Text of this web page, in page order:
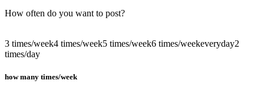
How often do you want to post?
3 times/week4 times/week5 times/week6 times/weekeveryday2
times/day
how many times/week